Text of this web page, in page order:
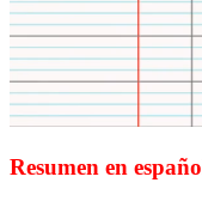
Resumen en